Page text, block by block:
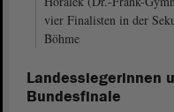
vier Finalisten in der
Böhme
Landessiegerinnen
Bundesfinale